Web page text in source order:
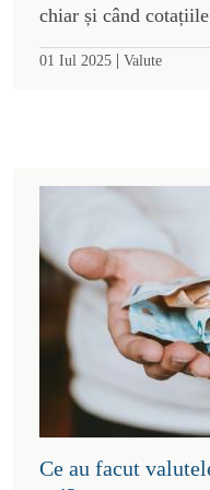
chiar și când
01 Iul 2025 | Valute
Ce au facut